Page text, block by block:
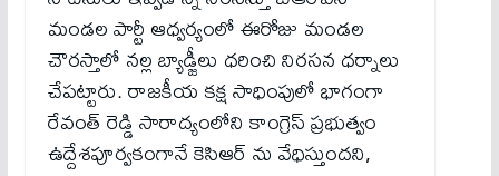
మండల పార్టీ ఆధ్వర్యంలో ఈరోజు మండల
చౌరస్తాలో నల్ల బ్యాడ్జీలు ధరించి నిరసన ధర్నాలు
చేపట్టారు. రాజకీయ కక్ష సాధింపులో భాగంగా
రేవంత్ రెడ్డి సారాద్యంలోని కాంగ్రెస్ ప్రభుత్వం
ఉద్దేశపూర్వకంగానే కెసిఆర్ ను వేధిస్తుందని,